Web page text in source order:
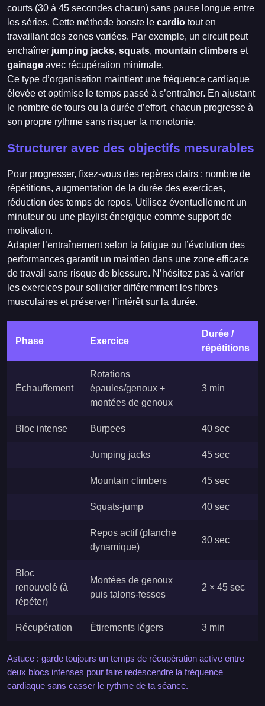
courts (30 à 45 secondes chacun) sans pause longue entre
les séries. Cette méthode booste le cardio tout en
travaillant des zones variées. Par exemple, un circuit peut
enchaîner jumping jacks, squats, mountain climbers et
gainage avec récupération minimale.
Ce type d’organisation maintient une fréquence cardiaque
élevée et optimise le temps passé à s’entraîner. En ajustant
le nombre de tours ou la durée d’effort, chacun progresse à
son propre rythme sans risquer la monotonie.
Structurer avec des objectifs mesurables
Pour progresser, fixez-vous des repères clairs : nombre de
répétitions, augmentation de la durée des exercices,
réduction des temps de repos. Utilisez éventuellement un
minuteur ou une playlist énergique comme support de
motivation.
Adapter l’entraînement selon la fatigue ou l’évolution des
performances garantit un maintien dans une zone efficace
de travail sans risque de blessure. N’hésitez pas à varier
les exercices pour solliciter différemment les fibres
musculaires et préserver l’intérêt sur la durée.
Phase Exercice
Durée /
répétitions
Échauffement
Rotations
épaules/genoux +
montées de genoux
3 min
Bloc intense Burpees 40 sec
Jumping jacks 45 sec
Mountain climbers 45 sec
Squats-jump 40 sec
Repos actif (planche
dynamique)
30 sec
Bloc
renouvelé (à
répéter)
Montées de genoux
puis talons-fesses
2 × 45 sec
Récupération Étirements légers 3 min
Astuce : garde toujours un temps de récupération active entre
deux blocs intenses pour faire redescendre la fréquence
cardiaque sans casser le rythme de ta séance.